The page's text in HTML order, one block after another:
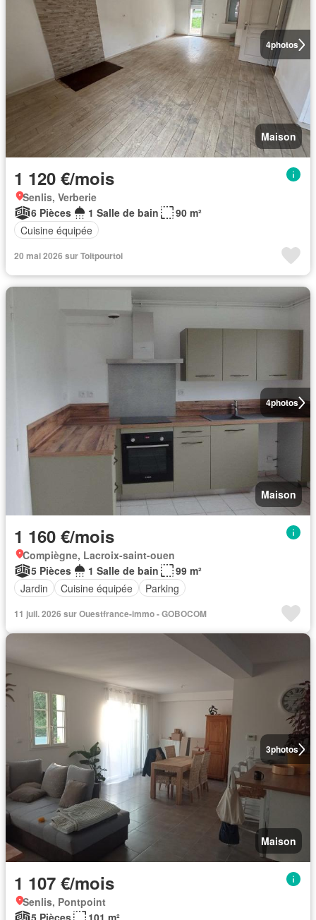
4photos
Maison
1 120 €/mois
Senlis, Verberie
6 Pièces
1 Salle de bain
90 m²
Cuisine équipée
20 mai 2026 sur Toitpourtoi
4photos
Maison
1 160 €/mois
Compiègne, Lacroix-saint-ouen
5 Pièces
1 Salle de bain
99 m²
Jardin
Cuisine équipée Parking
11 juil. 2026 sur Ouestfrance-immo - GOBOCOM
3photos
Maison
1 107 €/mois
Senlis, Pontpoint
5 Pièces
101 m²